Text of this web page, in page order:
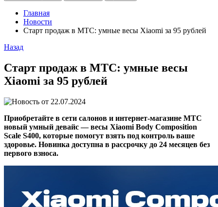
Главная
Новости
Старт продаж в МТС: умные весы Xiaomi за 95 рублей
Назад
Старт продаж в МТС: умные весы
Xiaomi за 95 рублей
22.07.2024
Приобретайте в сети салонов и интернет-магазине МТС
новый умный девайс — весы Xiaomi Body Composition
Scale S400, которые помогут взять под контроль ваше
здоровье. Новинка доступна в рассрочку до 24 месяцев без
первого взноса.